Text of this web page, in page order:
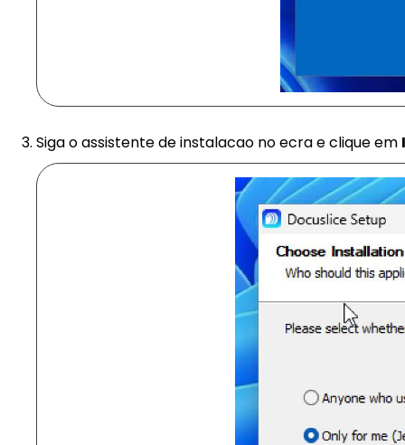
Siga o assistente de instalacao no ecra e clique em